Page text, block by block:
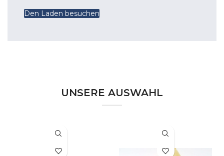
Den Laden besuchen
UNSERE AUSWAHL